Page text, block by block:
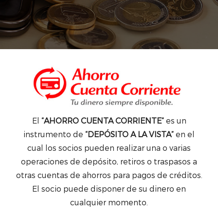
El “AHORRO CUENTA CORRIENTE”es un
instrumento de “DEPÓSITO A LA VISTA” en el
cual los socios pueden realizar una o varias
operaciones de depósito, retiros o traspasos a
otras cuentas de ahorros para pagos de créditos.
El socio puede disponer de su dinero en
cualquier momento.